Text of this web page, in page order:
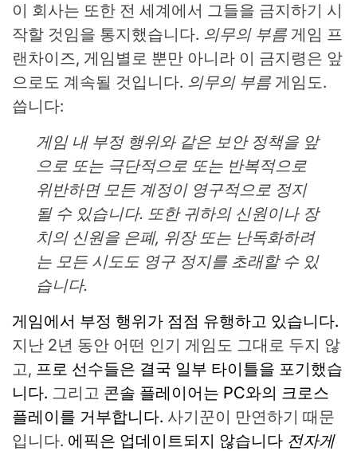
이 회사는 또한 전 세계에서 그들을 금지하기 시
작할 것임을 통지했습니다. 의무의 부름 게임 프
랜차이즈, 게임별로 뿐만 아니라 이 금지령은 앞
으로도 계속될 것입니다. 의무의 부름 게임도.
씁니다:
게임 내 부정 행위와 같은 보안 정책을 앞
으로 또는 극단적으로 또는 반복적으로
위반하면 모든 계정이 영구적으로 정지
될 수 있습니다. 또한 귀하의 신원이나 장
치의 신원을 은폐, 위장 또는 난독화하려
는 모든 시도도 영구 정지를 초래할 수 있
습니다.
게임에서 부정 행위가 점점 유행하고 있습니다.
지난 2년 동안 어떤 인기 게임도 그대로 두지 않
고, 프로 선수들은 결국 일부 타이틀을 포기했습
니다. 그리고 콘솔 플레이어는 PC와의 크로스
플레이를 거부합니다. 사기꾼이 만연하기 때문
입니다. 에픽은 업데이트되지 않습니다 전자게